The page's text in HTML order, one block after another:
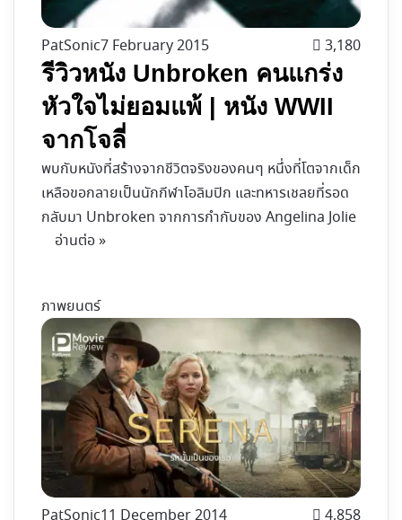
PatSonic7 February 2015 3,180
รีวิวหนัง Unbroken คนแกร่ง
หัวใจไม่ยอมแพ้ | หนัง WWII
จากโจลี่
พบกับหนังที่สร้างจากชีวิตจริงของคนๆ หนึ่งที่โตจากเด็ก
เหลือขอกลายเป็นนักกีฬาโอลิมปิก และทหารเชลยที่รอด
กลับมา Unbroken จากการกำกับของ Angelina Jolie
อ่านต่อ »
ภาพยนตร์